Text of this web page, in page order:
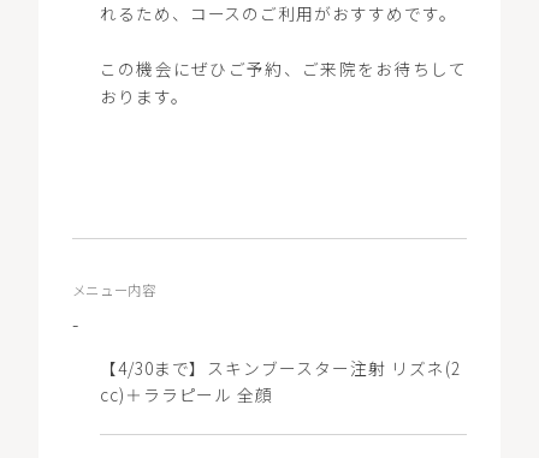
れるため、コースのご利用がおすすめです。
この機会にぜひご予約、ご来院をお待ちして
おります。
メニュー内容
-
【4/30まで】スキンブースター注射 リズネ(2
cc)＋ララピール 全顔